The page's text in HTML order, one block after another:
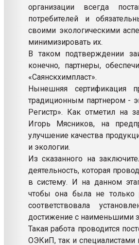
организации всегда
потребителей и
своими экологическими
минимизировать их.
В таком подтверждении
конечно, партнеры,
«Саянскхимпласт».
Нынешняя сертификация
традиционным партнером -
Регистр». Как отметил на
Игорь Мясников, на
улучшение качества
и экологии.
Из сказанного на
деятельность, которая
в систему. И на данном
чтобы она была не только
соответствовала
достижение с наименьшими
Такая работа проводится
ОЭКиП, так и специалистами